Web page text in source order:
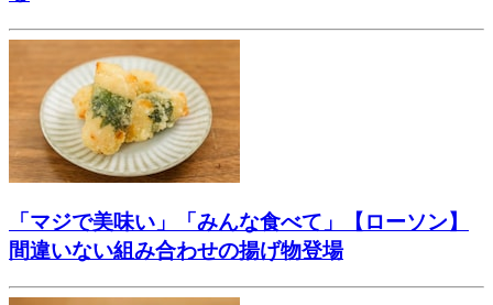
「マジで美味い」「みんな食べて」【ローソン】
間違いない組み合わせの揚げ物登場